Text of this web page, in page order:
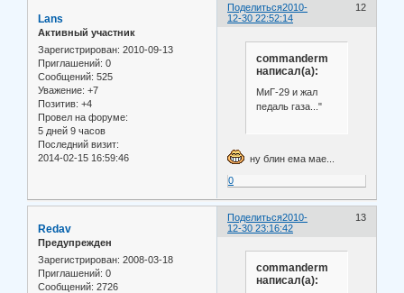
Поделиться 12
2010-
12-30 22:52:14
Lans
Активный участник
Зарегистрирован: 2010-09-13
Приглашений: 0
Сообщений: 525
Уважение: +7
Позитив: +4
Провел на форуме:
5 дней 9 часов
Последний визит:
2014-02-15 16:59:46
commanderm
написал(а):
МиГ-29 и жал
педаль газа..."
ну блин ема мае...
0
Поделиться 13
2010-
12-30 23:16:42
Redav
Предупрежден
Зарегистрирован: 2008-03-18
Приглашений: 0
Сообщений: 2726
commanderm
написал(а):